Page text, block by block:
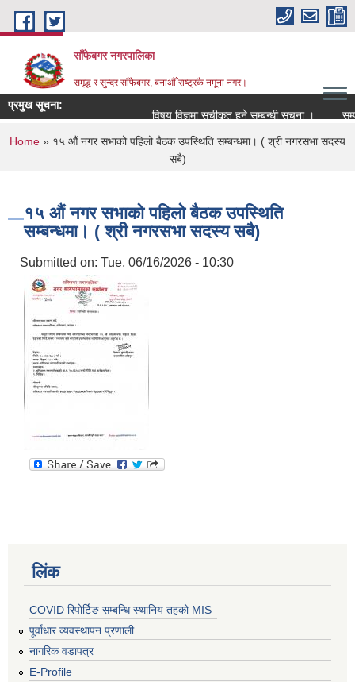
Skip to main content
साँफेबगर नगरपालिका
समृद्ध र सुन्दर साँफेबगर, बनाऔँ राष्ट्रकै नमूना नगर।
प्रमुख सूचना:
विषय विज्ञमा सुचीकृत हुने सम्बन्धी सूचना ।
You are here
Home » १५ औं नगर सभाको पहिलो बैठक उपस्थिति सम्बन्धमा। ( श्री नगरसभा सदस्य
सबै)
१५ औं नगर सभाको पहिलो बैठक उपस्थिति
सम्बन्धमा। ( श्री नगरसभा सदस्य सबै)
Submitted on: Tue, 06/16/2026 - 10:30
लिंक
COVID रिपोर्टिङ सम्बन्धि स्थानिय तहको MIS
पूर्वाधार व्यवस्थापन प्रणाली
नागरिक वडापत्र
E-Profile